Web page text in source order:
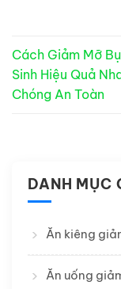
Cách Giảm Mỡ
Sinh Hiệu Quả
Chóng An Toàn
DANH MỤC
Ăn kiêng
Ăn uống